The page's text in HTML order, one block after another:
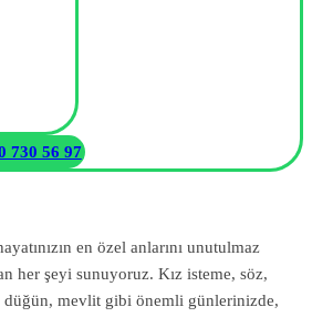
730 56 97
en özel anlarını unutulmaz
her şeyi sunuyoruz. Kız isteme, söz,
düğün, mevlit gibi önemli günlerinizde,